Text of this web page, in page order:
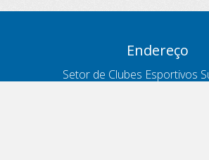
Endereço
Setor de Clubes Esportivos